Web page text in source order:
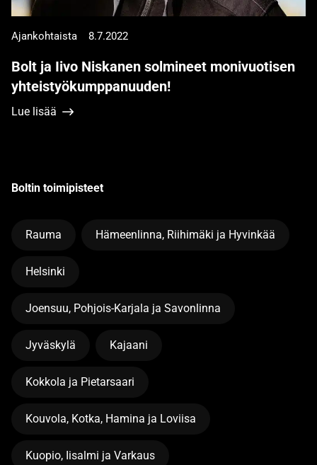
Ajankohtaista 8.7.2022
Bolt ja Iivo Niskanen solmineet monivuotisen
yhteistyökumppanuuden!
Lue lisää
Boltin toimipisteet
Rauma Hämeenlinna, Riihimäki ja Hyvinkää
Helsinki
Joensuu, Pohjois-Karjala ja Savonlinna
Jyväskylä Kajaani
Kokkola ja Pietarsaari
Kouvola, Kotka, Hamina ja Loviisa
Kuopio, Iisalmi ja Varkaus